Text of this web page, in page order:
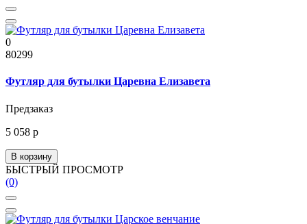
0
80299
Футляр для бутылки Царевна Елизавета
Предзаказ
5 058 р
В корзину
БЫСТРЫЙ ПРОСМОТР
(0)